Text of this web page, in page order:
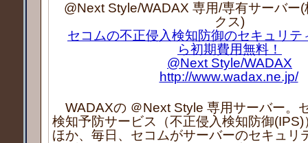
@Next Style/WADAX 専用/専有サーバー
クス)
セコムの不正侵入検知防御のセキュリテ
ら初期費用無料！
@Next Style/WADAX
http://www.wadax.ne.jp/
WADAXの ＠Next Style 専用サーバー。
検知予防サービス（不正侵入検知防御
ほか、毎日、セコムがサーバーのセキュリ